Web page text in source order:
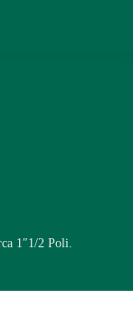
1″1/2 Poli.